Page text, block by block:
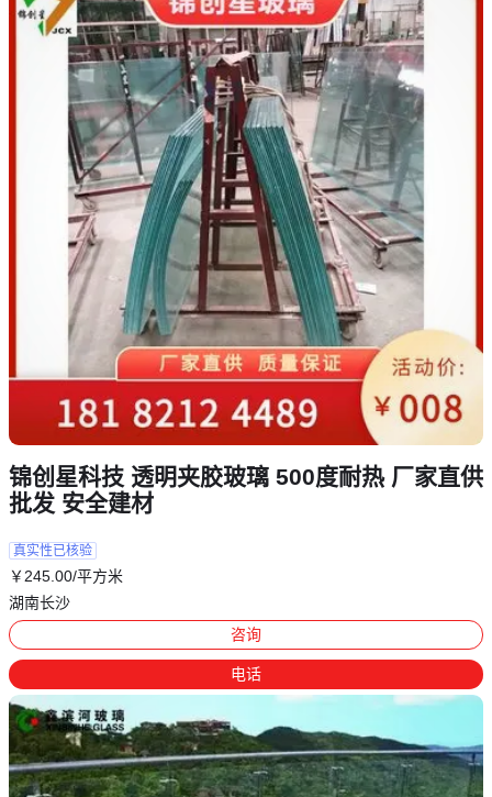
锦创星科技 透明夹胶玻璃 500度耐热 厂家直供
批发 安全建材
真实性已核验
￥ 245 .00/平方米
湖南长沙
咨询
电话